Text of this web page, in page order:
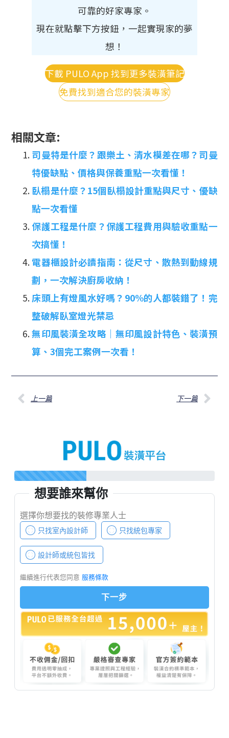
可靠的好家專家。
現在就點擊下方按鈕，一起實現家的夢
想！
下載 PULO App 找到更多裝潢筆記
免費找到適合您的裝潢專家
相關文章:
司曼特是什麼？跟樂土、清水模差在哪？司曼
特優缺點、價格與保養重點一次看懂！
臥榻是什麼？15個臥榻設計重點與尺寸、優缺
點一次看懂
保護工程是什麼？保護工程費用與驗收重點一
次搞懂！
電器櫃設計必讀指南：從尺寸、散熱到動線規
劃，一次解決廚房收納！
床頭上有燈風水好嗎？90%的人都裝錯了！完
整破解臥室燈光禁忌
無印風裝潢全攻略｜無印風設計特色、裝潢預
算、3個完工案例一次看！
上一篇 下一篇